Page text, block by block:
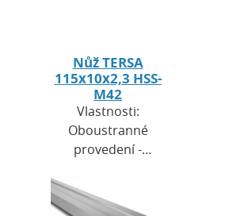
Nůž TERSA
115x10x2,3 HSS-
M42
Vlastnosti:
Oboustranné
provedení -
pokračovat v
práci.Materiál